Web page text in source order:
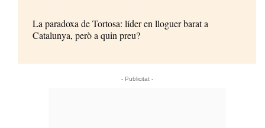
La paradoxa de Tortosa: líder en lloguer barat a
Catalunya, però a quin preu?
- Publicitat -